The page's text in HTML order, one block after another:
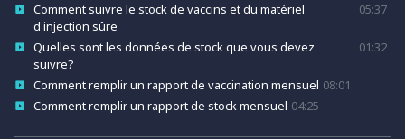
Comment suivre le stock de vaccins et du matériel
d'injection sûre
05:37
Quelles sont les données de stock que vous devez
suivre?
01:32
Comment remplir un rapport de vaccination mensuel 08:01
Comment remplir un rapport de stock mensuel 04:25